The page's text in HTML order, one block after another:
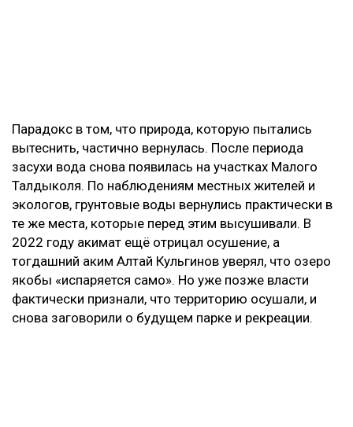
Парадокс в том, что природа, которую пытались
вытеснить, частично вернулась. После периода
засухи вода снова появилась на участках Малого
Талдыколя. По наблюдениям местных жителей и
экологов, грунтовые воды вернулись практически в
те же места, которые перед этим высушивали. В
2022 году акимат ещё отрицал осушение, а
тогдашний аким Алтай Кульгинов уверял, что озеро
якобы «испаряется само». Но уже позже власти
фактически признали, что территорию осушали, и
снова заговорили о будущем парке и рекреации.